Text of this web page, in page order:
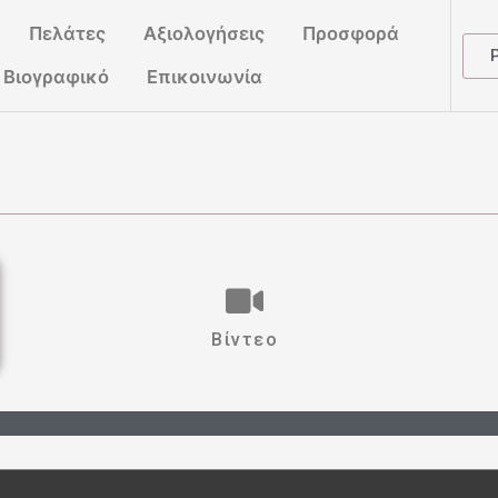
Πελάτες Αξιολογήσεις
Προσφορά
Βιογραφικό
Επικοινωνία
Βίντεο